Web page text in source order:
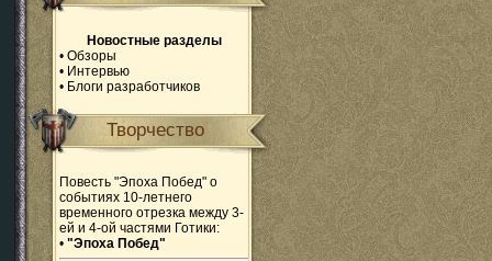
Новостные разделы
• Обзоры
• Интервью
• Блоги разработчиков
Творчество
Повесть "Эпоха Побед" о
событиях 10-летнего
временного отрезка между 3-
ей и 4-ой частями Готики:
• "Эпоха Побед"